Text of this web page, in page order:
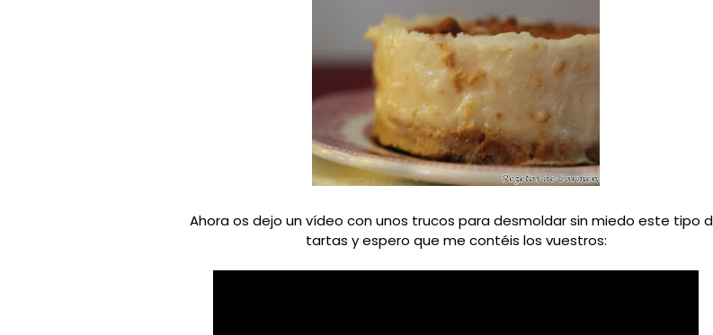
Ahora os dejo un vídeo con unos trucos para desmoldar sin miedo este tipo
tartas y espero que me contéis los vuestros: